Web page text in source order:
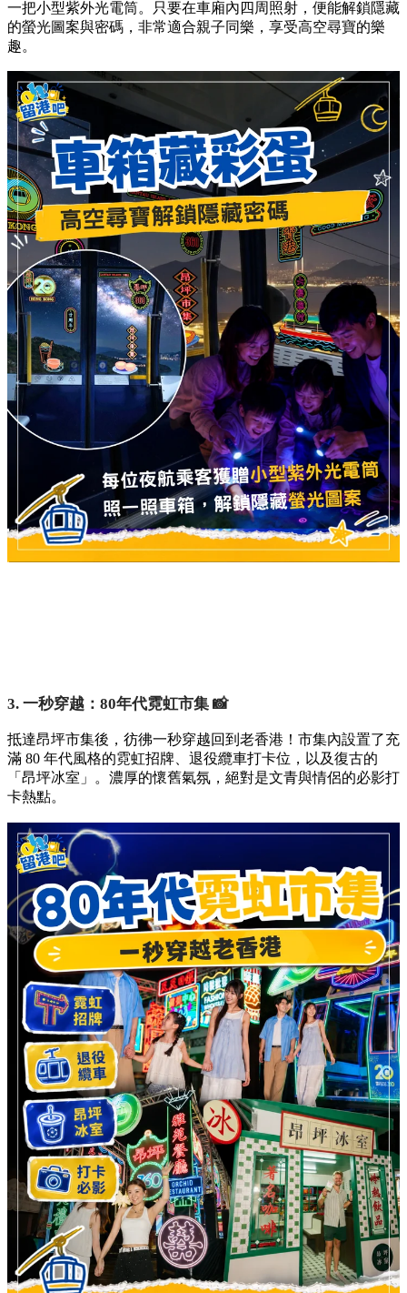
一把小型紫外光電筒。只要在車廂內四周照射，便能解鎖隱藏
的螢光圖案與密碼，非常適合親子同樂，享受高空尋寶的樂
趣。
3. 一秒穿越：80年代霓虹市集 📸
抵達昂坪市集後，彷彿一秒穿越回到老香港！市集內設置了充
滿 80 年代風格的霓虹招牌、退役纜車打卡位，以及復古的
「昂坪冰室」。濃厚的懷舊氣氛，絕對是文青與情侶的必影打
卡熱點。